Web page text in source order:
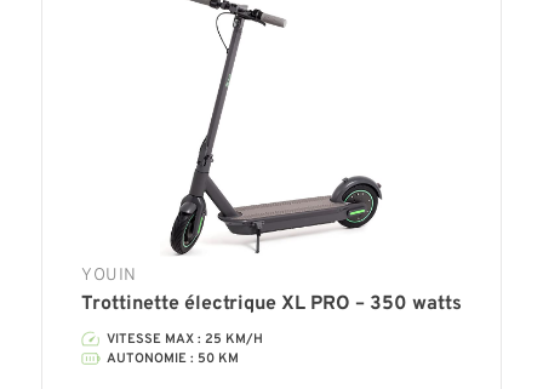
YOUIN
Trottinette électrique XL PRO – 350 watts
VITESSE MAX : 25 KM/H
AUTONOMIE : 50 KM